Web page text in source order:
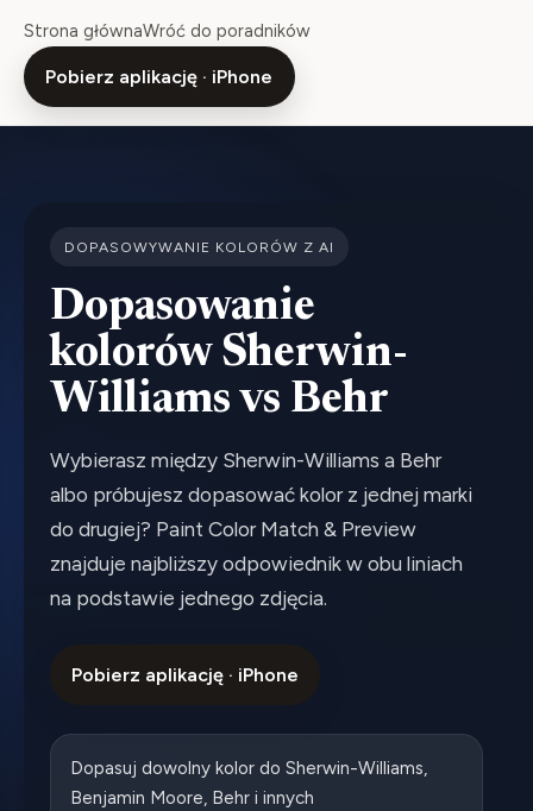
Strona głównaWróć do poradników
Pobierz aplikację · iPhone
DOPASOWYWANIE KOLORÓW Z AI
Dopasowanie
kolorów Sherwin-
Williams vs Behr
Wybierasz między Sherwin-Williams a Behr
albo próbujesz dopasować kolor z jednej marki
do drugiej? Paint Color Match & Preview
znajduje najbliższy odpowiednik w obu liniach
na podstawie jednego zdjęcia.
Pobierz aplikację · iPhone
Dopasuj dowolny kolor do Sherwin-Williams,
Benjamin Moore, Behr i innych